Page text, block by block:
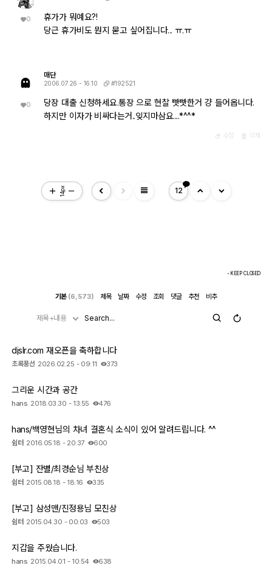
0
휴가가 뭐예요?!
당근 휴가비도 뭔지 묻고 싶어집니다... ㅠ.ㅠ
0
매단
2006.07.26 - 16:10 #192521
당장 대출 신청하세요.통장 으로 현찰 빳빳한거 걍 들어옵니다.
하지만 이자가 비싸다는거..잊지마삼요....*^^*
수정 삭제
14px view_headline 12
- KEEP CLOSED
기본 (6,573) 제목 날짜 수정 조회 댓글 추천 비추
제목+내용
djslr.com 재오픈을 축하합니다
초록풍선 2026.02.25 - 09:11 373
그리운 시간과 공간
hans 2018.03.30 - 13:55 476
hans/백영현님의 차녀 결혼식 소식이 있어 알려드립니다. ^^
쉼터 2016.05.18 - 20:37 600
[부고] 잔별/최경순님 부친상
쉼터 2015.08.18 - 18:16 335
[부고] 삼성맨/진정용님 모친상
쉼터 2015.04.30 - 00:03 503
지갑을 주웠습니다.
hans 2015.04.01 - 10:54 638